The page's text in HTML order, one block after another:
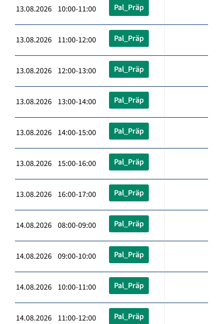
13.08.2026 10:00-11:00 Pal_Präp
13.08.2026 11:00-12:00 Pal_Präp
13.08.2026 12:00-13:00 Pal_Präp
13.08.2026 13:00-14:00 Pal_Präp
13.08.2026 14:00-15:00 Pal_Präp
13.08.2026 15:00-16:00 Pal_Präp
13.08.2026 16:00-17:00 Pal_Präp
14.08.2026 08:00-09:00 Pal_Präp
14.08.2026 09:00-10:00 Pal_Präp
14.08.2026 10:00-11:00 Pal_Präp
14.08.2026 11:00-12:00 Pal_Präp